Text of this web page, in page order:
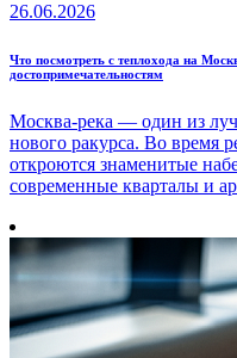
26.06.2026
Что посмотреть с теплохода на
достопримечательностям
Москва-река — один из
нового ракурса. Во время
откроются знаменитые
современные кварталы и